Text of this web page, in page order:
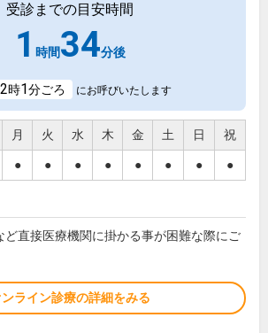
受診までの目安時間
1 時間34分後
2時1分ごろ にお呼びいたします
月 火 水 木 金 土 日 祝
● ● ● ● ● ● ● ●
ど直接医療機関に掛かる事が困難な際にご
ライン診療の詳細をみる